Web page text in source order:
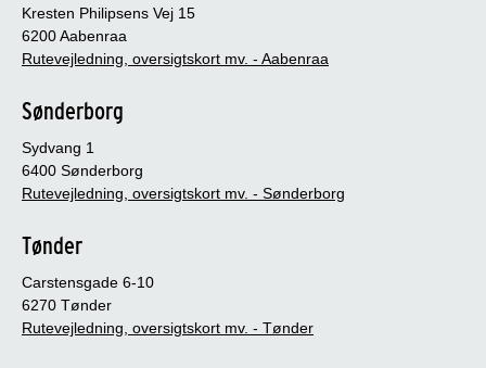
Kresten Philipsens Vej 15
6200 Aabenraa
Rutevejledning, oversigtskort mv. - Aabenraa
Sønderborg
Sydvang 1
6400 Sønderborg
Rutevejledning, oversigtskort mv. - Sønderborg
Tønder
Carstensgade 6-10
6270 Tønder
Rutevejledning, oversigtskort mv. - Tønder